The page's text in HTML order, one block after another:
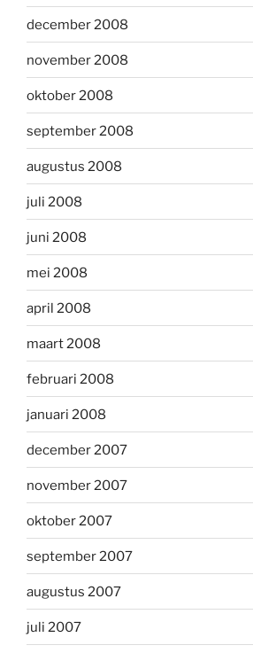
december 2008
november 2008
oktober 2008
september 2008
augustus 2008
juli 2008
juni 2008
mei 2008
april 2008
maart 2008
februari 2008
januari 2008
december 2007
november 2007
oktober 2007
september 2007
augustus 2007
juli 2007